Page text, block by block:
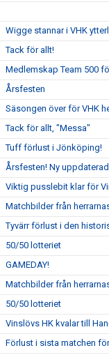
Wigge stannar i VHK
Tack för allt!
Medlemskap Team 500
Årsfesten
Säsongen över för VHK
Tack för allt, "Messa"
Tuff förlust i Jönköping!
Årsfesten! Ny
Viktig pusslebit klar för
Matchbilder från
Tyvärr förlust i den
50/50 lotteriet
GAMEDAY!
Matchbilder från
50/50 lotteriet
Vinslövs HK kvalar till
Förlust i sista matchen